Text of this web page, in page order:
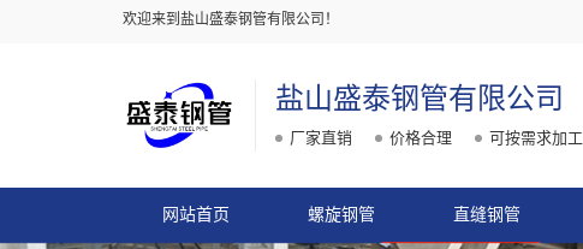
欢迎来到盐山盛泰钢管有限公司！
盐山盛泰钢管有限公司
厂家直销 价格合理 可按需求加工
网站首页 螺旋钢管 直缝钢管